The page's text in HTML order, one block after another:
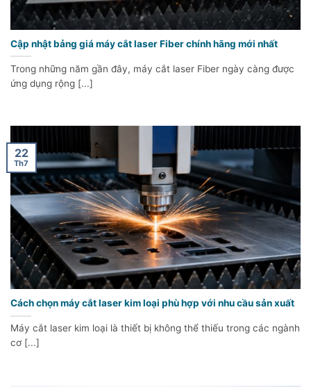
Cập nhật bảng giá máy cắt laser Fiber chính hãng mới nhất
Trong những năm gần đây, máy cắt laser Fiber ngày càng được
ứng dụng rộng [...]
Cách chọn máy cắt laser kim loại phù hợp với nhu cầu sản xuất
Máy cắt laser kim loại là thiết bị không thể thiếu trong các ngành
cơ [...]
22
Th7